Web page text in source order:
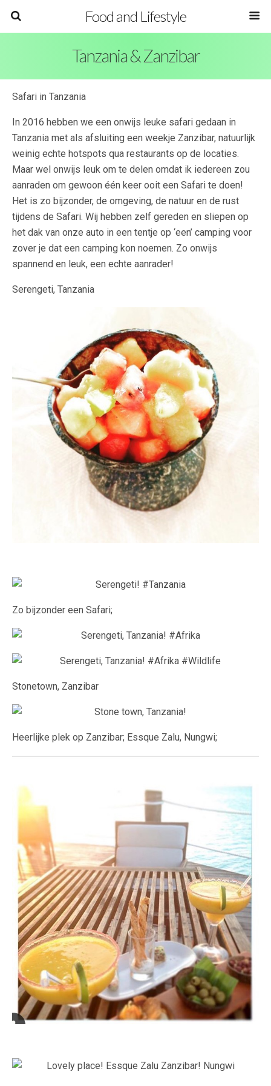
Food and Lifestyle
Tanzania & Zanzibar
Safari in Tanzania
In 2016 hebben we een onwijs leuke safari gedaan in
Tanzania met als afsluiting een weekje Zanzibar, natuurlijk
weinig echte hotspots qua restaurants op de locaties.
Maar wel onwijs leuk om te delen omdat ik iedereen zou
aanraden om gewoon één keer ooit een Safari te doen!
Het is zo bijzonder, de omgeving, de natuur en de rust
tijdens de Safari. Wij hebben zelf gereden en sliepen op
het dak van onze auto in een tentje op ‘een’ camping voor
zover je dat een camping kon noemen. Zo onwijs
spannend en leuk, een echte aanrader!
Serengeti, Tanzania
Zo bijzonder een Safari;
Stonetown, Zanzibar
Heerlijke plek op Zanzibar; Essque Zalu, Nungwi;